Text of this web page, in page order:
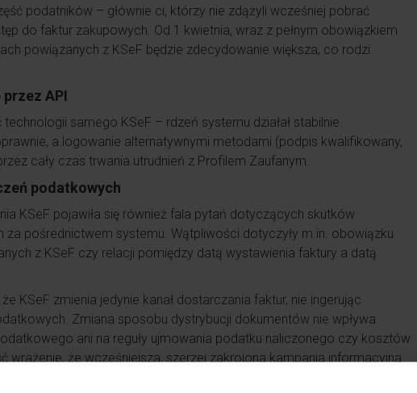
podatników – głównie ci, którzy nie zdążyli wcześniej pobrać
do faktur zakupowych. Od 1 kwietnia, wraz z pełnym obowiązkiem
powiązanych z KSeF będzie zdecydowanie większa, co rodzi
API
samego KSeF – rdzeń systemu działał stabilnie.
a logowanie alternatywnymi metodami (podpis kwalifikowany,
cały czas trwania utrudnień z Profilem Zaufanym.
podatkowych
KSeF pojawiła się również fala pytań dotyczących skutków
pośrednictwem systemu. Wątpliwości dotyczyły m.in. obowiązku
z KSeF czy relacji pomiędzy datą wystawienia faktury a datą
KSeF zmienia jedynie kanał dostarczania faktur, nie ingerując
Zmiana sposobu dystrybucji dokumentów nie wpływa
ani na reguły ujmowania podatku naliczonego czy kosztów
wrażenie, że wcześniejsza, szerzej zakrojona kampania informacyjna
wątpliwości.